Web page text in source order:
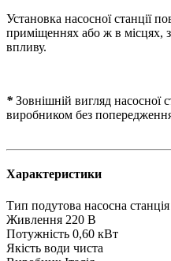
Установка насосної станції
приміщеннях або ж в місцях,
впливу.
* Зовнішній вигляд насосної
виробником без
Характеристики
Тип подутова насосна станція
Живлення 220 В
Потужність 0,60 кВт
Якість води чиста